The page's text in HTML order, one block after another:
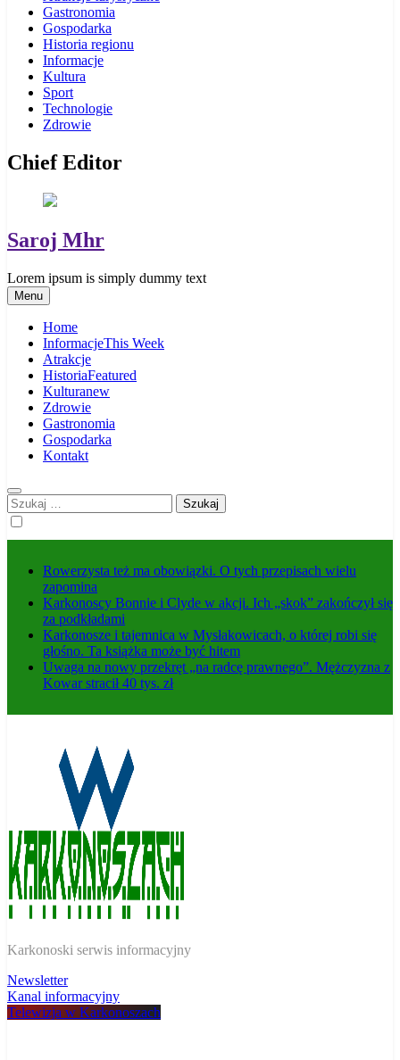
Gastronomia
Gospodarka
Historia regionu
Informacje
Kultura
Sport
Technologie
Zdrowie
Chief Editor
Saroj Mhr
Lorem ipsum is simply dummy text
Menu
Home
InformacjeThis Week
Atrakcje
HistoriaFeatured
Kulturanew
Zdrowie
Gastronomia
Gospodarka
Kontakt
Szukaj:
Rowerzysta też ma obowiązki. O tych przepisach wielu
zapomina
Karkonoscy Bonnie i Clyde w akcji. Ich „skok” zakończył się
za podkładami
Karkonosze i tajemnica w Mysłakowicach, o której robi się
głośno. Ta książka może być hitem
Uwaga na nowy przekręt „na radcę prawnego”. Mężczyzna z
Kowar stracił 40 tys. zł
W Karkonoszach
Karkonoski serwis informacyjny
Newsletter
Kanal informacyjny
Telewizja w Karkonoszach